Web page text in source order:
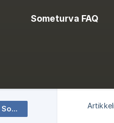
Someturva FAQ
Mikä on Someturva?